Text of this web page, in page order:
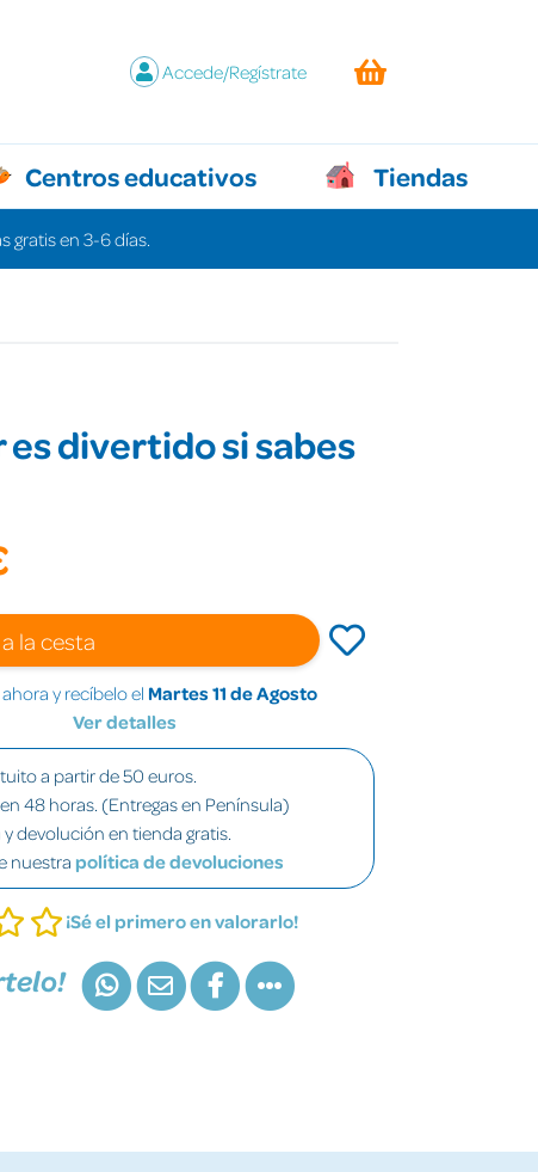
Accede/Regístrate
Centros educativos Tiendas
gratis en 3-6 días.
es divertido si sabes
la cesta
y recíbelo el Martes 11 de Agosto
Ver detalles
a partir de 50 euros.
48 horas. (Entregas en Península)
y devolución en tienda gratis.
nuestra política de devoluciones
¡Sé el primero en valorarlo!